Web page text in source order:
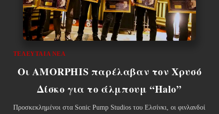
ΤΕΛΕΥΤΑΊΑ ΝΈΑ
Οι AMORPHIS παρέλαβαν τον Χρυσό
Δίσκο για το άλμπουμ “Halo”
Προσκεκλημένοι στα Sonic Pump Studios του Ελσίνκι, οι φινλανδοί